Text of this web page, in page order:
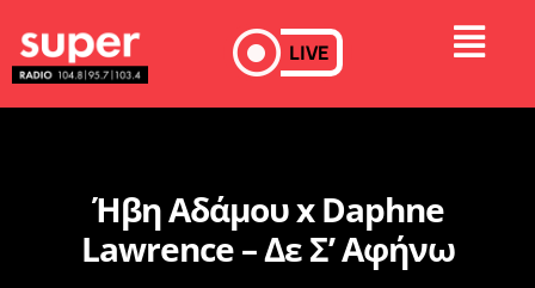
LIVE
Ήβη Αδάμου x Daphne
Lawrence – Δε Σ’ Αφήνω